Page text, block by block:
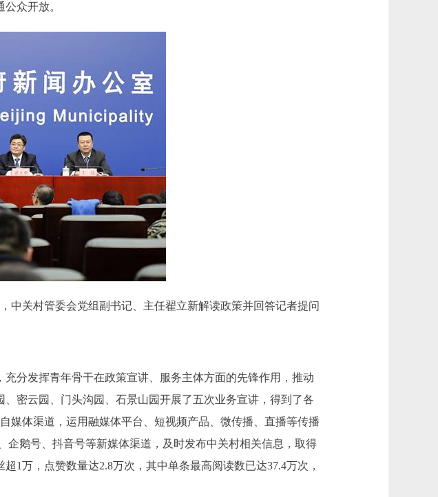
众开放。
中关村管委会党组副书记、主任翟立新解读政策并回答记者提问
发挥青年骨干在政策宣讲、服务主体方面的先锋作用，推动
密云园、门头沟园、石景山园开展了五次业务宣讲，得到了各
媒体渠道，运用融媒体平台、短视频产品、微传播、直播等传播
鹅号、抖音号等新媒体渠道，及时发布中关村相关信息，取得
1万，点赞数量达2.8万次，其中单条最高阅读数已达37.4万次，